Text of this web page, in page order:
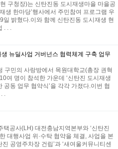
구청장)는 신탄진동 도시재생마을 마을공
생 한마당’행사에서 주민참여 프로그램 우
밝혔다.이와 함께 신탄진동 도시재생 현
. . .
뉴딜사업 거버넌스 협력체계 구축 업무
구민의 사랑방에서 목원대학교(총장 권혁
여 명이 참석한 가운데 ‘신탄진 도시재생
동 업무 협약식’을 각각 가졌다.이번 협
.
공사(LH) 대전충남지역본부와 ‘신탄진
대행사업 위·수탁 협약을 체결, 사업을 본
공영주차장 건립’과 ‘새여울커뮤니티센